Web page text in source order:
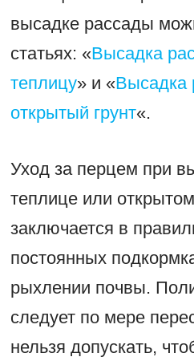
высадке рассады
статьях: «Высадка
теплицу» и «Высадка
открытый грунт«.
Уход за перцем при
теплице или
заключается в
постоянных
рыхлении почвы.
следует по мере
нельзя допускать,